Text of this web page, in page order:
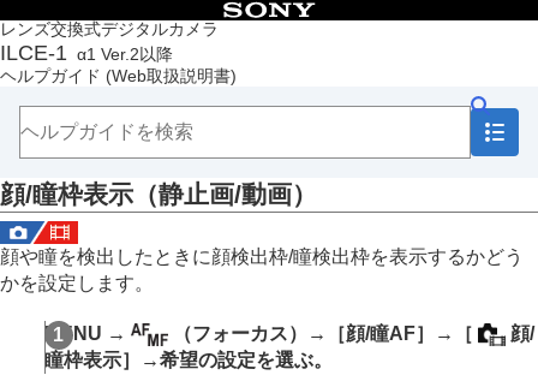
レンズ交換式デジタルカメラ
ILCE-1 α1 Ver.2以降
ヘルプガイド (Web取扱説明書)
目次
トップページ
ヘルプガイドの使いかた
本体と付属品を確認する
本機の基本操作
準備/基本的な撮影
MENU一覧から機能を探す
撮影機能を活用する
この章の目次
フォーカス（ピント）を合わせる
顔/瞳AF
顔/瞳枠表示 （静止画/動画）
顔や瞳を検出したときに顔検出枠/瞳検出枠を表示するかどう
かを設定します。
MENU → （フォーカス）→ ［顔/瞳AF］ → ［
顔/
瞳枠表示］
→希望の設定を選ぶ。